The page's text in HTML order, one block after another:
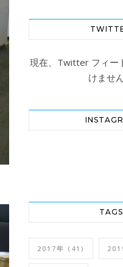
現在、Twitter フィー
けません
TAGS
2017年 (41)